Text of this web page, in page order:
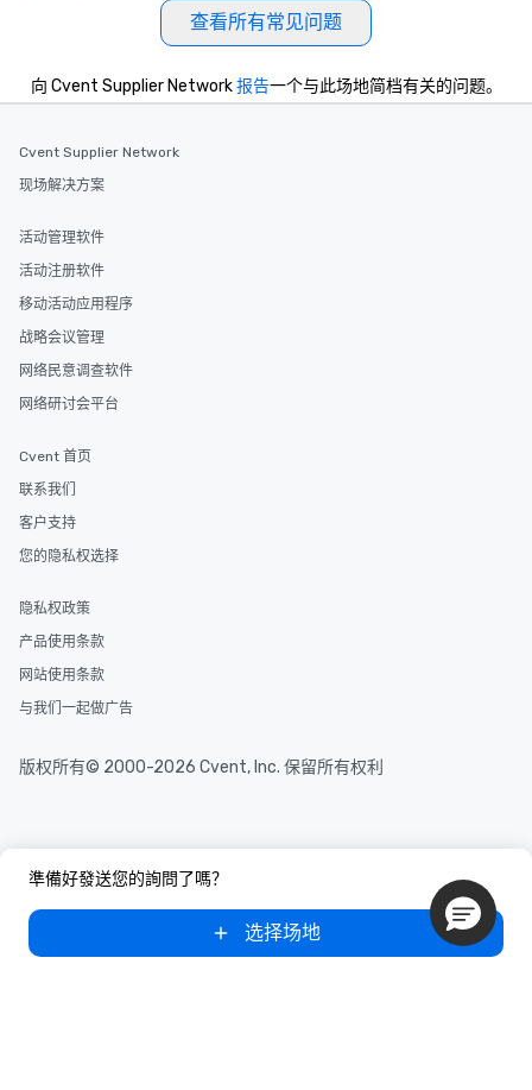
查看所有常见问题
準備好發送您的詢問了嗎？
选择场地
向 Cvent Supplier Network报告一个与此场地简档有关的问题。
Cvent Supplier Network
现场解决方案
活动管理软件
活动注册软件
移动活动应用程序
战略会议管理
网络民意调查软件
网络研讨会平台
Cvent 首页
联系我们
客户支持
您的隐私权选择
隐私权政策
产品使用条款
网站使用条款
与我们一起做广告
版权所有© 2000-2026 Cvent, Inc. 保留所有权利